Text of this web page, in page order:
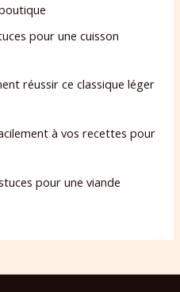
pour une cuisson
réussir ce classique léger
à vos recettes pour
pour une viande